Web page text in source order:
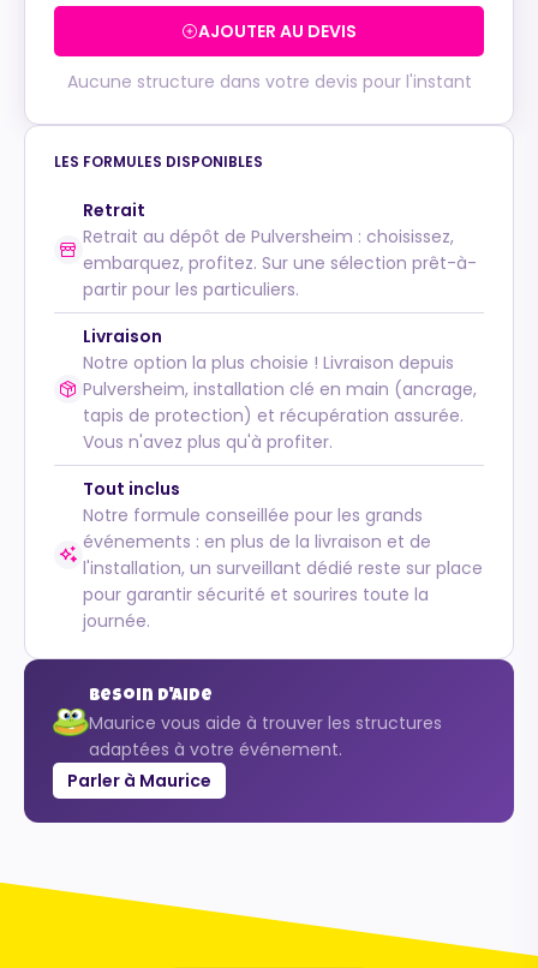
AJOUTER AU DEVIS
Aucune structure dans votre devis pour l'instant
LES FORMULES DISPONIBLES
Retrait
Retrait au dépôt de Pulversheim : choisissez,
embarquez, profitez. Sur une sélection prêt-à-
partir pour les particuliers.
Livraison
Notre option la plus choisie ! Livraison depuis
Pulversheim, installation clé en main (ancrage,
tapis de protection) et récupération assurée.
Vous n'avez plus qu'à profiter.
Tout inclus
Notre formule conseillée pour les grands
événements : en plus de la livraison et de
l'installation, un surveillant dédié reste sur place
pour garantir sécurité et sourires toute la
journée.
Besoin d'aide
Maurice vous aide à trouver les structures
adaptées à votre événement.
Parler à Maurice